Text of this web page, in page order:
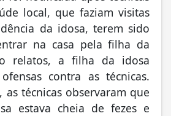
local, que faziam visitas
da idosa, terem sido
na casa pela filha da
relatos, a filha da idosa
contra as técnicas.
as técnicas observaram que
estava cheia de fezes e